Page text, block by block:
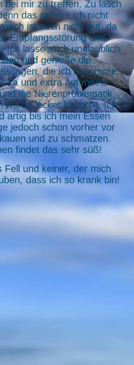
bei mir zu treffen. Zu lasch
das nehme ich nicht
ist auch nicht gut, da
Empfangsstörung und
Ich lasse mich unglaublich
und genieße die
die ich bekomme.
1a und extra auf meine
die Nierenproblematik
werde lecker bekocht. Ich
artig bis ich mein Essen
jedoch schon vorher vor
und zu schmatzen.
findet das sehr süß!
Fell und keiner, der mich
dass ich so krank bin!